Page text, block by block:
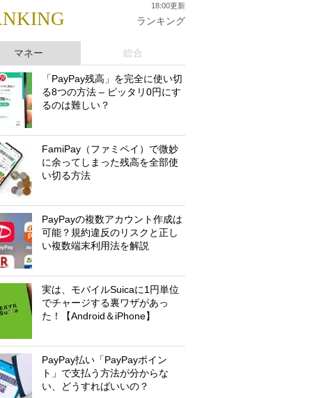
ランキング
18:00更新
マネー 総合
「PayPay残高」を完全に使い切
る8つの方法 – ピッタリ0円にす
るのは難しい？
FamiPay（ファミペイ）で微妙
に余ってしまった残高を全部使
い切る方法
PayPayの複数アカウント作成は
可能？規約違反のリスクと正し
い複数端末利用法を解説
実は、モバイルSuicaに1円単位
でチャージする裏ワザがあっ
た！【Android＆iPhone】
PayPay払い「PayPayポイン
ト」で支払う方法が分からな
い、どうすればいいの？